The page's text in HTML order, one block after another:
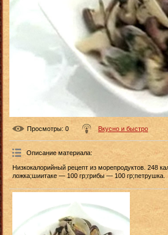
Просмотры: 0 Вкусно и быстро
Описание материала:
Низкокалорийный рецепт из морепродуктов. 248
ложка;шиитаке — 100 гр;грибы — 100 гр;петрушка.